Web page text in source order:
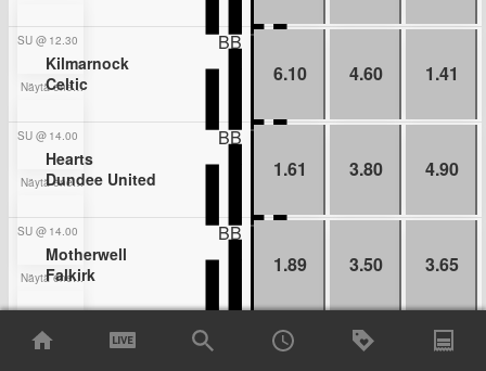
Näytä enemmän kohteita
SU @ 12.30 BB
Kilmarnock
Celtic
Näytä enemmän kohteita
6.10 4.60 1.41
SU @ 14.00 BB
Hearts
Dundee United
Näytä enemmän kohteita
1.61 3.80 4.90
SU @ 14.00 BB
Motherwell
Falkirk
1.89 3.50 3.65
Rangers FC
1.50 4.25 5.30